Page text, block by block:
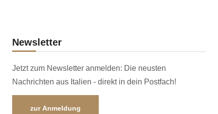
Newsletter
Jetzt zum Newsletter anmelden: Die neusten
Nachrichten aus Italien - direkt in dein Postfach!
zur Anmeldung